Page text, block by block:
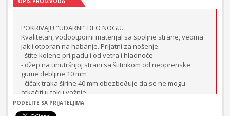
POKRIVAJU "UDARNI" DEO NOGU.
Kvalitetan, vodootporni materijal sa spoljne strane, veoma
jak i otporan na habanje. Prijatni za nošenje.
- štite kolene pri padu i od vetra i hladnoće
- džep na unutršnjoj strani sa štitnikom od neoprenske
gume debljine 10 mm
- čičak traka širine 40 mm obezbeðuje da se ne mogu
otkačiti u toku vožnje
- zauzimaju malo mesta u prtljažnom prostoru
- zamenjuju do 60% klasične moto pantalone
PODELITE SA PRIJATELJIMA